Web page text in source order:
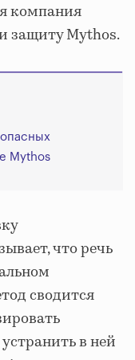
компания
защиту Mythos.
Mythos
что речь
сводится
в ней